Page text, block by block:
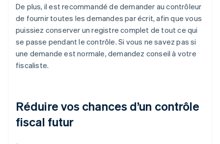
De plus, il est recommandé de demander au contrôleur
de fournir toutes les demandes par écrit, afin que vous
puissiez conserver un registre complet de tout ce qui
se passe pendant le contrôle. Si vous ne savez pas si
une demande est normale, demandez conseil à votre
fiscaliste.
Réduire vos chances d’un contrôle
fiscal futur